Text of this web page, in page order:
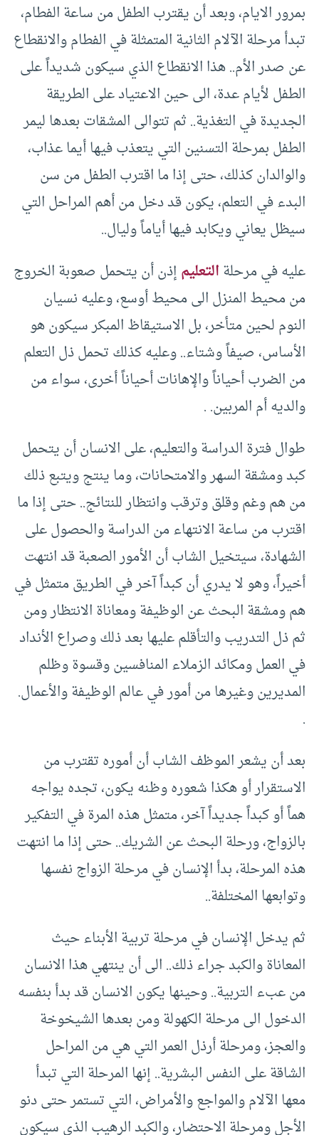
بمرور الايام، وبعد أن يقترب الطفل من ساعة الفطام،
تبدأ مرحلة الآلام الثانية المتمثلة في الفطام والانقطاع
عن صدر الأم.. هذا الانقطاع الذي سيكون شديداً على
الطفل لأيام عدة، الى حين الاعتياد على الطريقة
الجديدة في التغذية.. ثم تتوالى المشقات بعدها ليمر
الطفل بمرحلة التسنين التي يتعذب فيها أيما عذاب،
والوالدان كذلك، حتى إذا ما اقترب الطفل من سن
البدء في التعلم، يكون قد دخل من أهم المراحل التي
سيظل يعاني ويكابد فيها أياماً وليال..
عليه في مرحلةالتعليمإذن أن يتحمل صعوبة الخروج
من محيط المنزل الى محيط أوسع، وعليه نسيان
النوم لحين متأخر، بل الاستيقاظ المبكر سيكون هو
الأساس، صيفاً وشتاء.. وعليه كذلك تحمل ذل التعلم
من الضرب أحياناً والإهانات أحياناً أخرى، سواء من
والديه أم المربين. .
طوال فترة الدراسة والتعليم، على الانسان أن يتحمل
كبد ومشقة السهر والامتحانات، وما ينتج ويتبع ذلك
من هم وغم وقلق وترقب وانتظار للنتائج.. حتى إذا ما
اقترب من ساعة الانتهاء من الدراسة والحصول على
الشهادة، سيتخيل الشاب أن الأمور الصعبة قد انتهت
أخيراً، وهو لا يدري أن كبداً آخر في الطريق متمثل في
هم ومشقة البحث عن الوظيفة ومعاناة الانتظار ومن
ثم ذل التدريب والتأقلم عليها بعد ذلك وصراع الأنداد
في العمل ومكائد الزملاء المنافسين وقسوة وظلم
المديرين وغيرها من أمور في عالم الوظيفة والأعمال.
.
بعد أن يشعر الموظف الشاب أن أموره تقترب من
الاستقرار أو هكذا شعوره وظنه يكون، تجده يواجه
هماً أو كبداً جديداً آخر، متمثل هذه المرة في التفكير
بالزواج، ورحلة البحث عن الشريك.. حتى إذا ما انتهت
هذه المرحلة، بدأ الإنسان في مرحلة الزواج نفسها
وتوابعها المختلفة..
ثم يدخل الإنسان في مرحلة تربية الأبناء حيث
المعاناة والكبد جراء ذلك.. الى أن ينتهي هذا الانسان
من عبء التربية.. وحينها يكون الانسان قد بدأ بنفسه
الدخول الى مرحلة الكهولة ومن بعدها الشيخوخة
والعجز، ومرحلة أرذل العمر التي هي من المراحل
الشاقة على النفس البشرية.. إنها المرحلة التي تبدأ
معها الآلام والمواجع والأمراض، التي تستمر حتى دنو
الأجل ومرحلة الاحتضار، والكبد الرهيب الذي سيكون